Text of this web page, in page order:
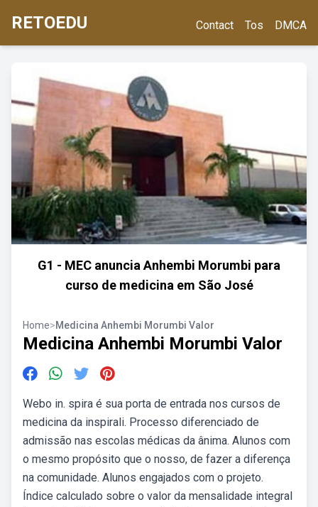
RETOEDU Contact Tos DMCA
G1 - MEC anuncia Anhembi Morumbi para
curso de medicina em São José
Home>Medicina Anhembi Morumbi Valor
Medicina Anhembi Morumbi Valor
Webo in. spira é sua porta de entrada nos cursos de
medicina da inspirali. Processo diferenciado de
admissão nas escolas médicas da ânima. Alunos com
o mesmo propósito que o nosso, de fazer a diferença
na comunidade. Alunos engajados com o projeto.
Índice calculado sobre o valor da mensalidade integral